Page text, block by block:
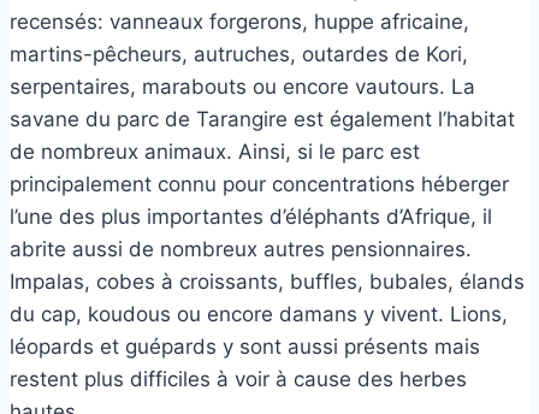
recensés: vanneaux forgerons, huppe africaine,
martins-pêcheurs, autruches, outardes de Kori,
serpentaires, marabouts ou encore vautours. La
savane du parc de Tarangire est également l’habitat
de nombreux animaux. Ainsi, si le parc est
principalement connu pour concentrations héberger
l’une des plus importantes d’éléphants d’Afrique, il
abrite aussi de nombreux autres pensionnaires.
Impalas, cobes à croissants, buffles, bubales, élands
du cap, koudous ou encore damans y vivent. Lions,
léopards et guépards y sont aussi présents mais
restent plus difficiles à voir à cause des herbes